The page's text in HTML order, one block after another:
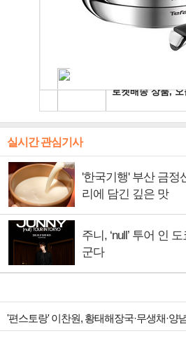
실시간 관심기사
'한국기행' 부산 금정
리에 담긴 깊은 맛
주니, ‘null’ 투어 인
군다